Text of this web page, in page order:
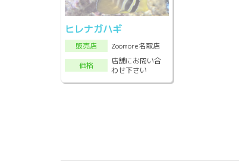
ヒレナガハギ
販売店
Zoomore名取店
価格
店舗にお問い合
わせ下さい